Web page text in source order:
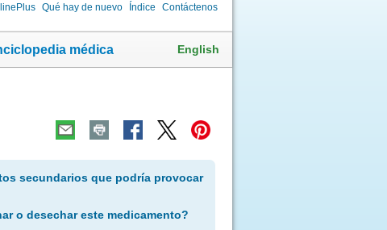
Qué hay de nuevo Índice Contáctenos
médica English
secundarios que podría provocar
o desechar este medicamento?